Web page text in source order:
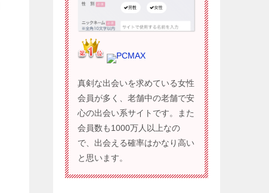
PCMAX
真剣な出会いを求めている女性
会員が多く、老舗中の老舗で安
心の出会い系サイトです。また
会員数も1000万人以上なの
で、出会える確率はかなり高い
と思います。